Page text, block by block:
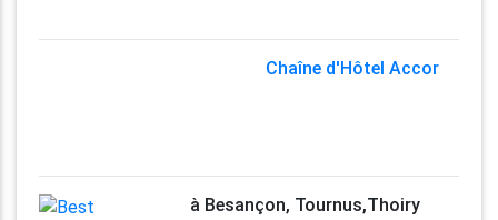
Chaîne d'Hôtel Accor
à Besançon, Tournus,Thoiry